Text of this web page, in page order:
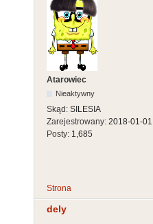
Atarowiec
Nieaktywny
Skąd: SILESIA
Zarejestrowany: 2018-01-01
Posty: 1,685
Strona
dely